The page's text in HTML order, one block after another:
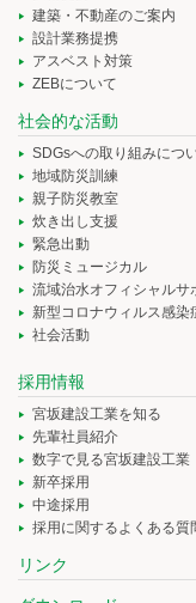
建築・不動産のご案内
設計業務提携
アスベスト対策
ZEBについて
社会的な活動
SDGsへの取り組みにつ
地域防災訓練
親子防災教室
炊き出し支援
緊急出動
防災ミュージカル
流域治水オフィシャルサ
新型コロナウィルス感染
社会活動
採用情報
宮坂建設工業を知る
先輩社員紹介
数字で見る宮坂建設工業
新卒採用
中途採用
採用に関するよくある質
リンク